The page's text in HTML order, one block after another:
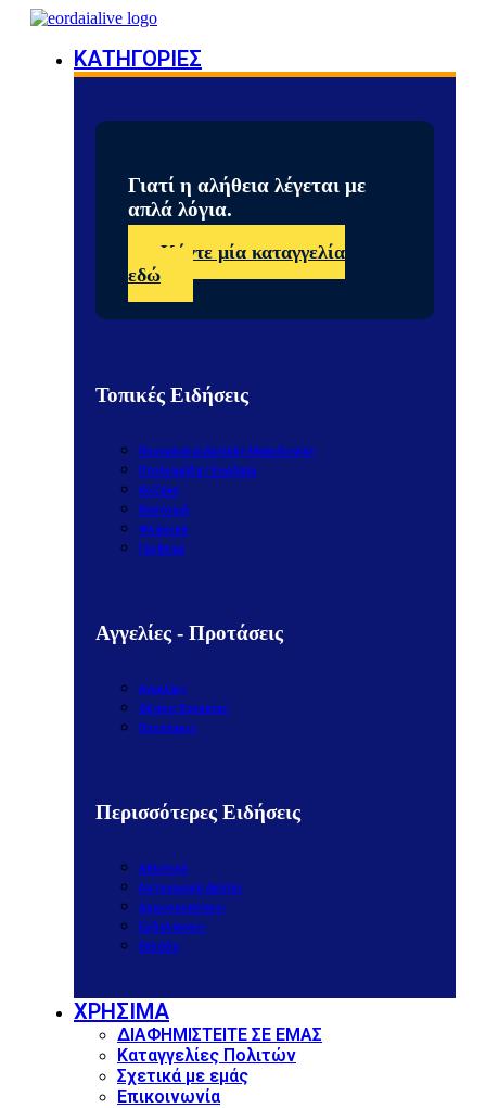
ΚΑΤΗΓΟΡΙΕΣ
Γιατί η αλήθεια λέγεται με
απλά λόγια.
Κάντε μία καταγγελία
εδώ
Τοπικές Ειδήσεις
Περιφέρεια Δυτικής Μακεδονίας
Πτολεμαΐδα / Εορδαία
Κοζάνη
Καστοριά
Φλώρινα
Γρεβενά
Αγγελίες - Προτάσεις
Αγγελίες
Θέσεις Εργασίας
Προτάσεις
Περισσότερες Ειδήσεις
Αθλητικά
Αστυνομικό Δελτίο
Δημοσκοπήσεις
Εκδηλώσεις
Ελλάδα
ΧΡΗΣΙΜΑ
ΔΙΑΦΗΜΙΣΤΕΙΤΕ ΣΕ ΕΜΑΣ
Καταγγελίες Πολιτών
Σχετικά με εμάς
Επικοινωνία